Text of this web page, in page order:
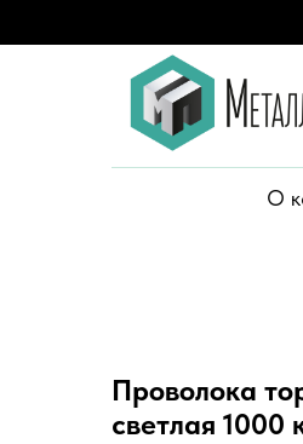
О
Проволока
светлая 1000